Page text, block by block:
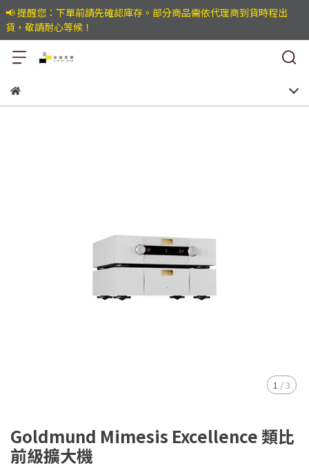
📢 提醒您：下單前請先確認庫存。部分商品需依代理商到貨時程出
貨，敬請耐心等候！
1 /3
Goldmund Mimesis Excellence 類比
前級擴大機